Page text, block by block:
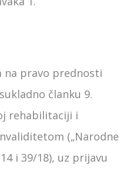
na pravo prednosti
članku 9.
rehabilitaciji i
(„Narodne
i 39/18), uz prijavu